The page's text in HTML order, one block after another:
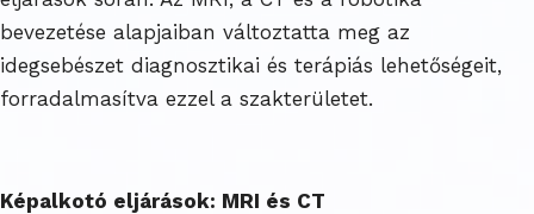
bevezetése alapjaiban változtatta meg az
idegsebészet diagnosztikai és terápiás lehetőségeit,
forradalmasítva ezzel a szakterületet.
Képalkotó eljárások: MRI és CT